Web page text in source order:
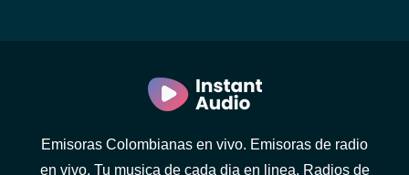
Emisoras Colombianas en vivo. Emisoras de radio
en vivo. Tu musica de cada dia en linea. Radios de